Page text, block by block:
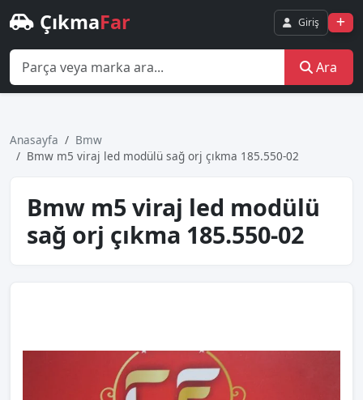
ÇıkmaFar Giriş
Ara
Anasayfa
Bmw
Bmw m5 vi̇raj led modülü sağ orj çıkma 185.550-02
Bmw m5 vi̇raj led modülü
sağ orj çıkma 185.550-02